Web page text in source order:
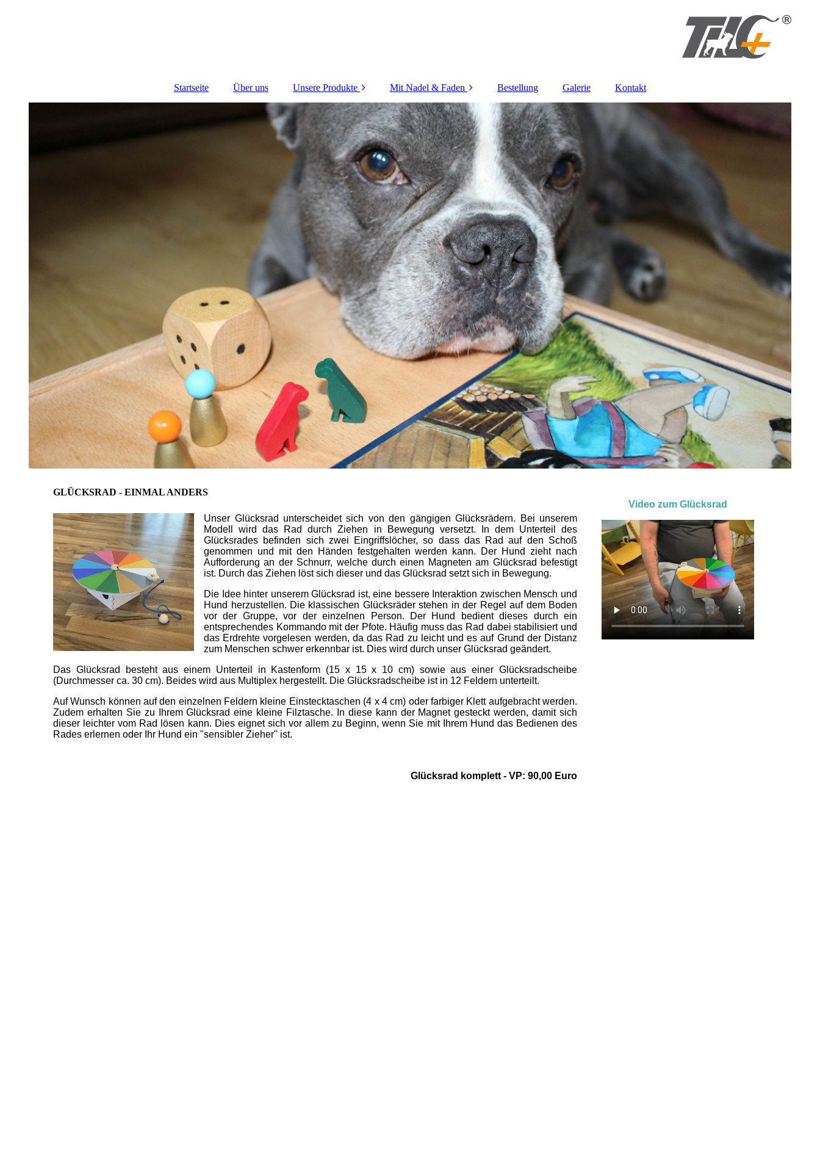
Startseite Über uns Unsere Produkte
Fädelhund
Fliegender Hund
Klappe auf
Leckerli-Katapult
Leckerli-Labyrinth
Leckerli-Rechner
Leckerli-Tastatur
Puste-Stups-Leiste
Steckprodukte
Kugelprodukte
Bringprodukte
Glückstrommel
Zieh-Produkte
Löffelspiele
Würfel
Kartenspiele &
Spielzubehör
Mit Nadel & Faden
Schnuffel
Schnüffelpfoten &
Schnüffelknochen
Farbknochen
Taktiles Labyrinth
Filztaschen & Fische
Bestellung Galerie Kontakt
GLÜCKSRAD - EINMAL ANDERS
Unser Glücksrad unterscheidet sich von den gängigen Glücksrädern. Bei unserem
Modell wird das Rad durch Ziehen in Bewegung versetzt. In dem Unterteil des
Glücksrades befinden sich zwei Eingriffslöcher, so dass das Rad auf den Schoß
genommen und mit den Händen festgehalten werden kann. Der Hund zieht nach
Aufforderung an der Schnurr, welche durch einen Magneten am Glücksrad befestigt
ist. Durch das Ziehen löst sich dieser und das Glücksrad setzt sich in Bewegung.
Die Idee hinter unserem Glücksrad ist, eine bessere Interaktion zwischen Mensch und
Hund herzustellen. Die klassischen Glücksräder stehen in der Regel auf dem Boden
vor der Gruppe, vor der einzelnen Person. Der Hund bedient dieses durch ein
entsprechendes Kommando mit der Pfote. Häufig muss das Rad dabei stabilisiert und
das Erdrehte vorgelesen werden, da das Rad zu leicht und es auf Grund der Distanz
zum Menschen schwer erkennbar ist. Dies wird durch unser Glücksrad geändert.
Das Glücksrad besteht aus einem Unterteil in Kastenform (15 x 15 x 10 cm) sowie aus einer Glücksradscheibe
(Durchmesser ca. 30 cm). Beides wird aus Multiplex hergestellt. Die Glücksradscheibe ist in 12 Feldern unterteilt.
Auf Wunsch können auf den einzelnen Feldern kleine Einstecktaschen (4 x 4 cm) oder farbiger Klett aufgebracht werden.
Zudem erhalten Sie zu Ihrem Glücksrad eine kleine Filztasche. In diese kann der Magnet gesteckt werden, damit sich
dieser leichter vom Rad lösen kann. Dies eignet sich vor allem zu Beginn, wenn Sie mit Ihrem Hund das Bedienen des
Rades erlernen oder Ihr Hund ein "sensibler Zieher" ist.
Glücksrad komplett - VP: 90,00 Euro
Video zum Glücksrad